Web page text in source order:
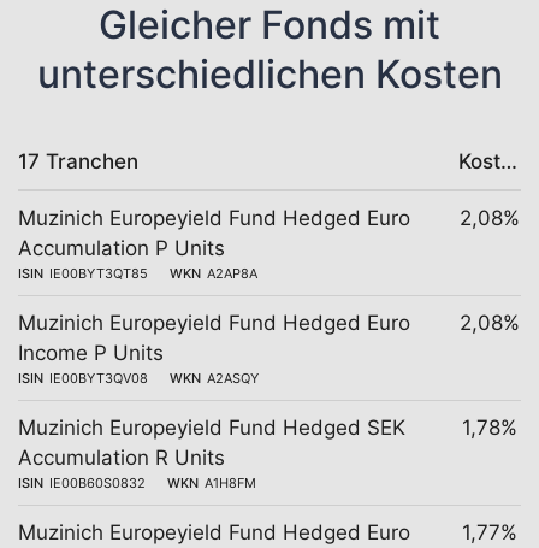
Gleicher Fonds mit
unterschiedlichen Kosten
17 Tranchen Kosten
Muzinich Europeyield Fund Hedged Euro
Accumulation P Units
ISIN IE00BYT3QT85 WKN A2AP8A
2,08%
Muzinich Europeyield Fund Hedged Euro
Income P Units
ISIN IE00BYT3QV08 WKN A2ASQY
2,08%
Muzinich Europeyield Fund Hedged SEK
Accumulation R Units
ISIN IE00B60S0832 WKN A1H8FM
1,78%
Muzinich Europeyield Fund Hedged Euro
1,77%